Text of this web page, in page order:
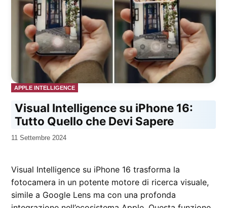
PUBBLICATO
IN
APPLE INTELLIGENCE
Visual Intelligence su iPhone 16:
Tutto Quello che Devi Sapere
da
11 Settembre 2024
Visual Intelligence su iPhone 16 trasforma la
fotocamera in un potente motore di ricerca visuale,
simile a Google Lens ma con una profonda